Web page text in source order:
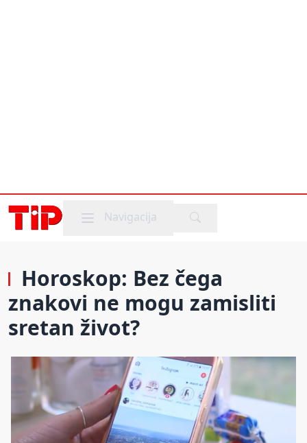
Mobile menu
Navigacija
Horoskop: Bez čega
znakovi ne mogu zamisliti
sretan život?